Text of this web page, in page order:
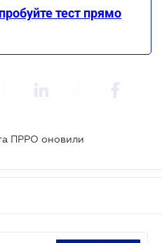
тест прямо
ПРРО оновили